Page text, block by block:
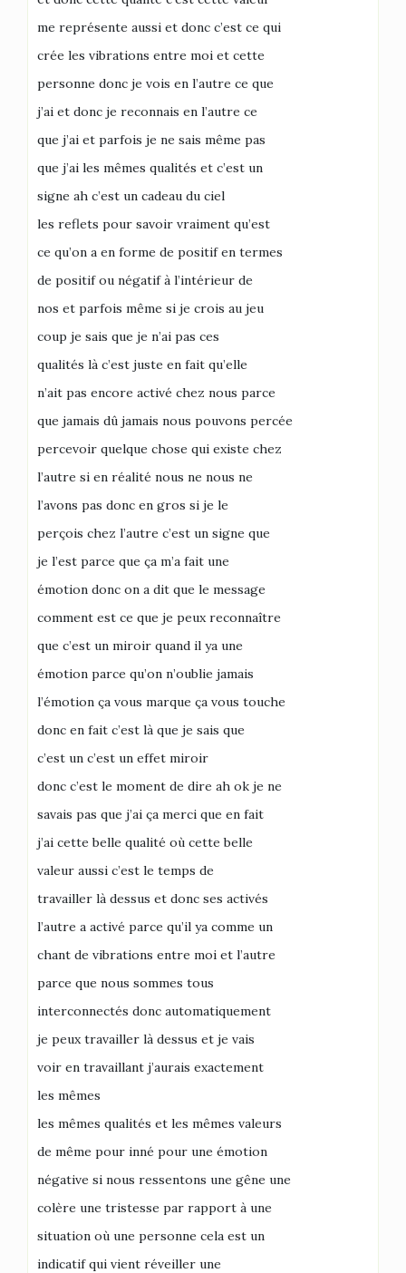
me représente aussi et donc c’est ce qui
crée les vibrations entre moi et cette
personne donc je vois en l’autre ce que
j’ai et donc je reconnais en l’autre ce
que j’ai et parfois je ne sais même pas
que j’ai les mêmes qualités et c’est un
signe ah c’est un cadeau du ciel
les reflets pour savoir vraiment qu’est
ce qu’on a en forme de positif en termes
de positif ou négatif à l’intérieur de
nos et parfois même si je crois au jeu
coup je sais que je n’ai pas ces
qualités là c’est juste en fait qu’elle
n’ait pas encore activé chez nous parce
que jamais dû jamais nous pouvons percée
percevoir quelque chose qui existe chez
l’autre si en réalité nous ne nous ne
l’avons pas donc en gros si je le
perçois chez l’autre c’est un signe que
je l’est parce que ça m’a fait une
émotion donc on a dit que le message
comment est ce que je peux reconnaître
que c’est un miroir quand il ya une
émotion parce qu’on n’oublie jamais
l’émotion ça vous marque ça vous touche
donc en fait c’est là que je sais que
c’est un c’est un effet miroir
donc c’est le moment de dire ah ok je ne
savais pas que j’ai ça merci que en fait
j’ai cette belle qualité où cette belle
valeur aussi c’est le temps de
travailler là dessus et donc ses activés
l’autre a activé parce qu’il ya comme un
chant de vibrations entre moi et l’autre
parce que nous sommes tous
interconnectés donc automatiquement
je peux travailler là dessus et je vais
voir en travaillant j’aurais exactement
les mêmes
les mêmes qualités et les mêmes valeurs
de même pour inné pour une émotion
négative si nous ressentons une gêne une
colère une tristesse par rapport à une
situation où une personne cela est un
indicatif qui vient réveiller une